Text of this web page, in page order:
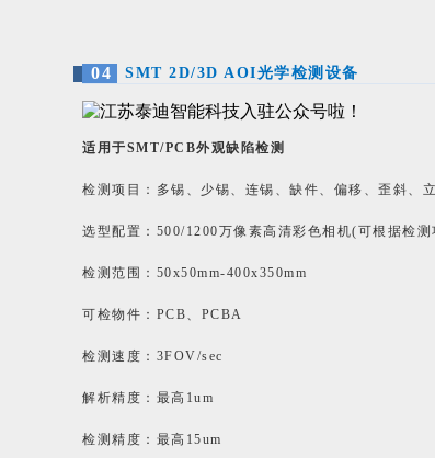
04 SMT 2D/3D AOI光学检测设备
适用于SMT/PCB外观缺陷检测
检测项目：多锡、少锡、连锡、缺件、偏移、歪斜、
选型配置：500/1200万像素高清彩色相机(可根据检
检测范围：50x50mm-400x350mm
可检物件：PCB、PCBA
检测速度：3FOV/sec
解析精度：最高1um
检测精度：最高15um